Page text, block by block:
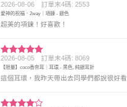
評分5 滿
分 5
2026-08-06 訂單末4碼: 2553
愛神的祝福．2way｜項鍊 - 銀色
超美的項鍊！好喜歡！
評分5 滿
分 5
2026-08-05 訂單末4碼: 8069
【限量】coco香奈耳｜耳環 - 黑色, 純銀耳針
這個耳環，我昨天帶出去同學們都說很好看